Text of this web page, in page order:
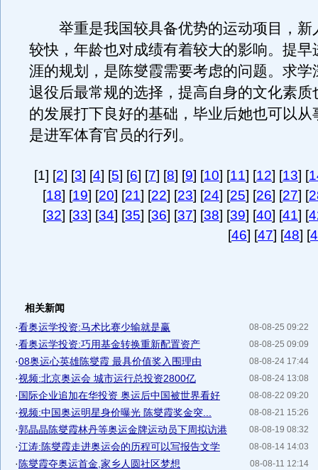
举重是我国较具备优势的运动项目，新
较快，年龄也对成绩有着较大的影响。提早
涯的规划，是陈燮霞需要考虑的问题。求学
退役后最常规的选择，提高自身的文化素质
的发展打下良好的基础，毕业后她也可以从
是进军体育官员的行列。
[1] [2] [3] [4] [5] [6] [7] [8] [9] [10] [11] [12] [13] [
[18] [19] [20] [21] [22] [23] [24] [25] [26] [27] [
[32] [33] [34] [35] [36] [37] [38] [39] [40] [41] [
[46] [47] [48] [
相关新闻
08-08-25 09:22
·看奥运学投资:马术比赛少输就是赢
08-08-25 09:09
·看奥运学投资:巧用基金转换重新配置资产
08-08-24 17:44
·08奥运心英雄陈燮霞 最具价值奖入围理由
08-08-24 13:08
·视频:北京奥运会 城市运行总投资2800亿
08-08-22 09:20
·国际企业追加在华投资 奥运后中国被世界看好
08-08-21 15:26
·视频:中国奥运明星身价曝光 陈燮霞奖金突...
08-08-19 08:32
·郭晶晶陈燮霞林丹等奥运金牌运动员下周拟访港
08-08-14 14:03
·江涛:陈燮霞走进奥运会的历程可以写报告文学
08-08-11 12:14
· 陈燮霞夺奥运首金,家乡人圆社区梦想